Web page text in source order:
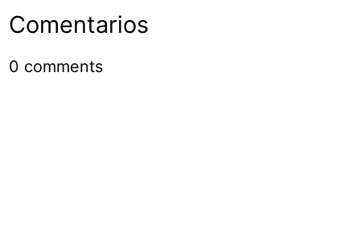
Comentarios
0 comments